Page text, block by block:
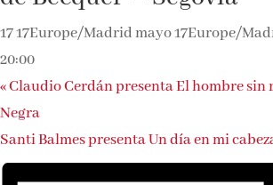
17 17Europe/Madrid mayo 17Europe/
20:00
«Claudio Cerdán presenta El hombre sin
Negra
Santi Balmes presenta Un día en mi